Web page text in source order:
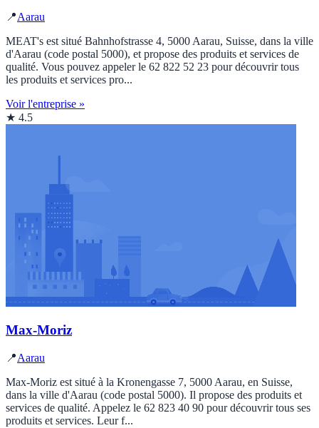
📍Aarau
MEAT's est situé Bahnhofstrasse 4, 5000 Aarau, Suisse, dans la ville
d'Aarau (code postal 5000), et propose des produits et services de
qualité. Vous pouvez appeler le 62 822 52 23 pour découvrir tous
les produits et services pro...
Voir l'entreprise »
★ 4.5
Max-Moriz
📍Aarau
Max-Moriz est situé à la Kronengasse 7, 5000 Aarau, en Suisse,
dans la ville d'Aarau (code postal 5000). Il propose des produits et
services de qualité. Appelez le 62 823 40 90 pour découvrir tous ses
produits et services. Leur f...